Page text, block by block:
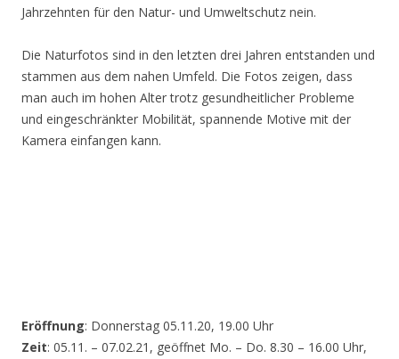
Jahrzehnten für den Natur- und Umweltschutz nein.
Die Naturfotos sind in den letzten drei Jahren entstanden und
stammen aus dem nahen Umfeld. Die Fotos zeigen, dass
man auch im hohen Alter trotz gesundheitlicher Probleme
und eingeschränkter Mobilität, spannende Motive mit der
Kamera einfangen kann.
Eröffnung: Donnerstag 05.11.20, 19.00 Uhr
Zeit: 05.11. – 07.02.21, geöffnet Mo. – Do. 8.30 – 16.00 Uhr,